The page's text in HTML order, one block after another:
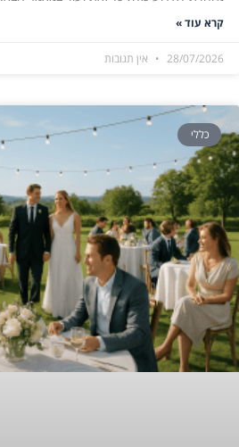
קרא עוד »
28/07/2026 אין תגובות
כללי